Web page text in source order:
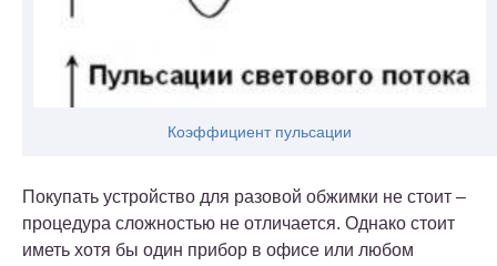
Коэффициент пульсации
Покупать устройство для разовой обжимки не стоит –
процедура сложностью не отличается. Однако стоит
иметь хотя бы один прибор в офисе или любом